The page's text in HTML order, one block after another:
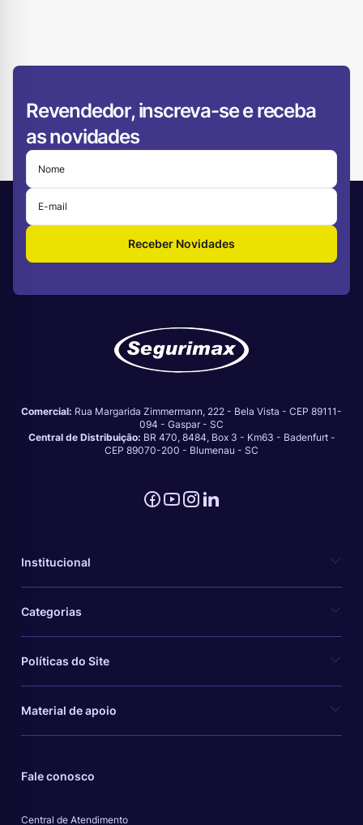
Revendedor, inscreva-se e receba
as novidades
Receber Novidades
Comercial: Rua Margarida Zimmermann, 222 - Bela Vista - CEP 89111-
094 - Gaspar - SC
Central de Distribuição: BR 470, 8484, Box 3 - Km63 - Badenfurt -
CEP 89070-200 - Blumenau - SC
Institucional
Categorias
Políticas do Site
Material de apoio
Fale conosco
Central de Atendimento